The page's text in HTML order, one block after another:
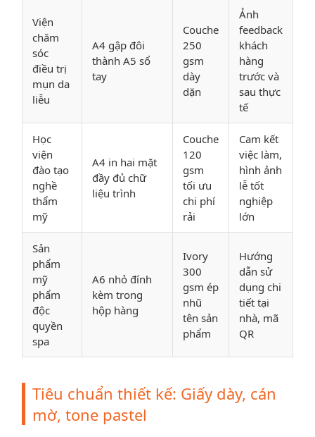
Viện
chăm
sóc
điều trị
mụn da
liễu
A4 gập đôi
thành A5 sổ
tay
Couche
250
gsm
dày
dặn
Ảnh
feedback
khách
hàng
trước và
sau thực
tế
Học
viện
đào tạo
nghề
thẩm
mỹ
A4 in hai mặt
đầy đủ chữ
liệu trình
Couche
120
gsm
tối ưu
chi phí
rải
Cam kết
việc làm,
hình ảnh
lễ tốt
nghiệp
lớn
Sản
phẩm
mỹ
phẩm
độc
quyền
spa
A6 nhỏ đính
kèm trong
hộp hàng
Ivory
300
gsm ép
nhũ
tên sản
phẩm
Hướng
dẫn sử
dụng chi
tiết tại
nhà, mã
QR
Tiêu chuẩn thiết kế: Giấy dày, cán
mờ, tone pastel